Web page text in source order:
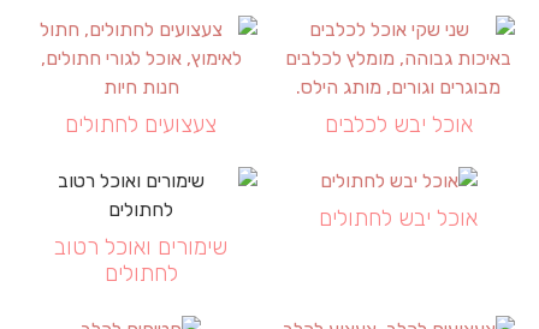
אוכל יבש לכלבים צעצועים לחתולים
אוכל יבש לחתולים
שימורים ואוכל רטוב
לחתולים